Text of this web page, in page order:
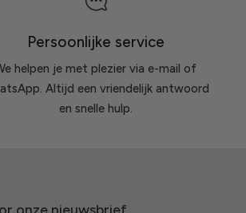
Persoonlijke service
helpen je met plezier via e-mail of
Altijd een vriendelijk antwoord
en snelle hulp.
onze nieuwsbrief